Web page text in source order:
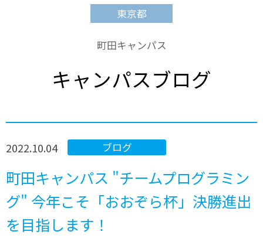
東京都
町田キャンパス
キャンパスブログ
ブログ
2022.10.04
町田キャンパス "チームプログラミン
グ" 今年こそ「おおぞら杯」決勝進出
を目指します！